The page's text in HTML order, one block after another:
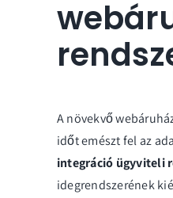
A növekvő
időt emészt fel az
integráció ügyviteli
idegrendszerének